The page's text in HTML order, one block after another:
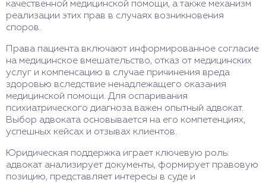
качественной медицинской помощи, а также механизм
реализации этих прав в случаях возникновения
споров.
Права пациента включают информированное согласие
на медицинское вмешательство, отказ от медицинских
услуг и компенсацию в случае причинения вреда
здоровью вследствие ненадлежащего оказания
медицинской помощи. Для оспаривания
психиатрического диагноза важен опытный адвокат.
Выбор адвоката основывается на его компетенциях,
успешных кейсах и отзывах клиентов.
Юридическая поддержка играет ключевую роль:
адвокат анализирует документы, формирует правовую
позицию, представляет интересы в суде и